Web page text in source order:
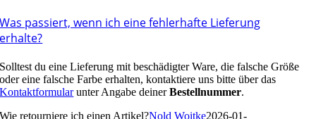
Was passiert, wenn ich eine fehlerhafte Lieferung
erhalte?
Solltest du eine Lieferung mit beschädigter Ware, die falsche Größe
oder eine falsche Farbe erhalten, kontaktiere uns bitte über das
Kontaktformularunter Angabe deinerBestellnummer.
Wie retourniere ich einen Artikel?Nold Woitke2026-01-